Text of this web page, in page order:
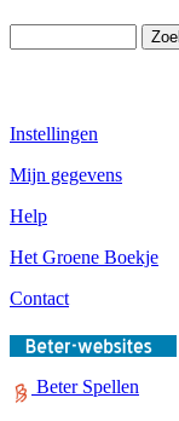
Instellingen
Mijn gegevens
Help
Het Groene Boekje
Contact
Beter Spellen